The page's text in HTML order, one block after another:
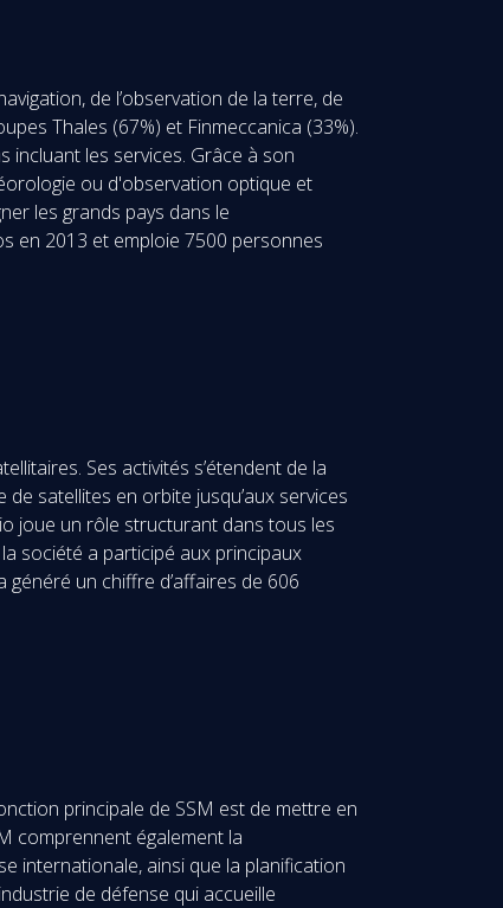
de l’observation de la terre, de
Thales (67%) et Finmeccanica (33%).
incluant les services. Grâce à son
ou d'observation optique et
les grands pays dans le
en 2013 et emploie 7500 personnes
Ses activités s’étendent de la
satellites en orbite jusqu’aux services
joue un rôle structurant dans tous les
société a participé aux principaux
un chiffre d’affaires de 606
principale de SSM est de mettre en
comprennent également la
internationale, ainsi que la planification
de défense qui accueille